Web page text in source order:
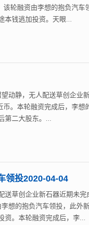
轮融资由李想的抱负汽车
本钱逃加投资。天眼...
动静，无人配送草创企业
。本轮融资完成后，李想
第二大股东。...
领投2020-04-04
草创企业新石器近期未完
想的抱负汽车领投，此外
资。本轮融资完成后，李...